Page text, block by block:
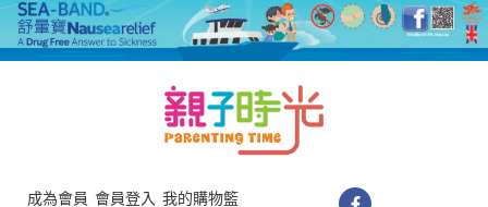
成為會員 會員登入 我的購物籃